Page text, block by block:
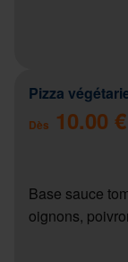
Pizza
Dès 10.00 €
Base sauce
oignons,